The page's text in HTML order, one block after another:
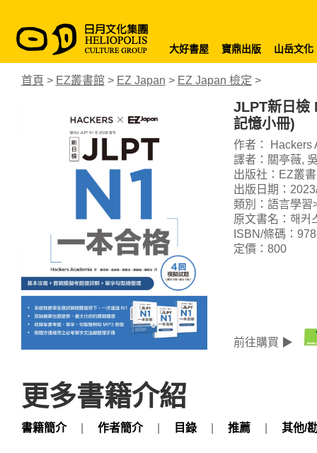
大好書屋 寶鼎出版 山岳文化
首頁 > EZ叢書館 > EZ Japan > EZ Japan 檢定 >
JLPT新日檢
記憶小冊)
作者： Hackers
譯者：關亭薇,
出版社：EZ叢
出版日期：
類別：語言學習
原文書名：해커
ISBN/條碼：
定價：800
前往購買 ▶
更多書籍介紹
書籍簡介 作者簡介 目錄 推薦 其他/